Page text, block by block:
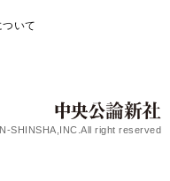
いて
SHINSHA,INC.All right reserved